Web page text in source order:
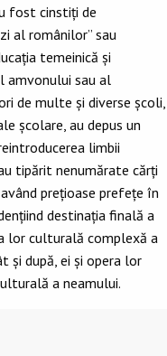
fost cinstiți de
al românilor” sau
temeinică și
amvonului sau al
de multe și diverse școli,
școlare, au depus un
limbii
tipărit nenumărate cărți
prețioase prefețe în
destinația finală a
lor culturală complexă a
și după, ei și opera lor
a neamului.